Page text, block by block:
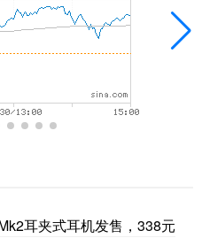
耳夹式耳机发售，338元